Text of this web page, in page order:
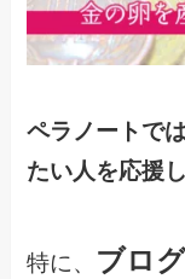
ペラノートで
たい人を応援
特に、 ブロ